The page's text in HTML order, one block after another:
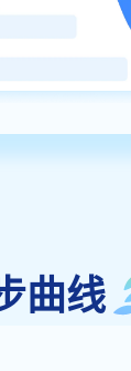
曲线